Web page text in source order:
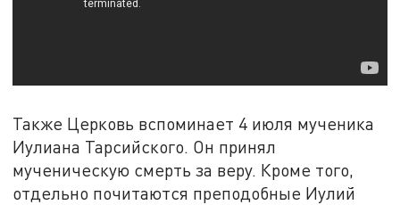
Также Церковь вспоминает 4 июля мученика
Иулиана Тарсийского. Он принял
мученическую смерть за веру. Кроме того,
отдельно почитаются преподобные Иулий